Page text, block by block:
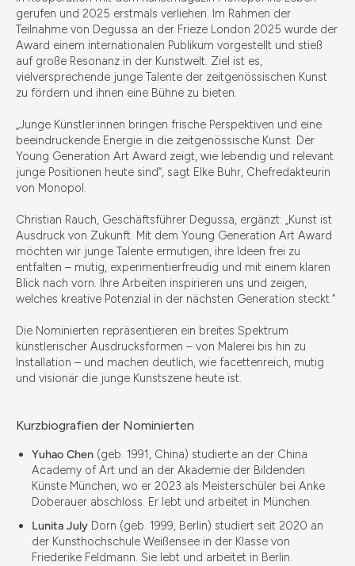
gerufen und 2025 erstmals verliehen. Im Rahmen der
Teilnahme von Degussa an der Frieze London 2025 wurde der
Award einem internationalen Publikum vorgestellt und stieß
auf große Resonanz in der Kunstwelt. Ziel ist es,
vielversprechende junge Talente der zeitgenössischen Kunst
zu fördern und ihnen eine Bühne zu bieten.
„Junge Künstler:innen bringen frische Perspektiven und eine
beeindruckende Energie in die zeitgenössische Kunst. Der
Young Generation Art Award zeigt, wie lebendig und relevant
junge Positionen heute sind“, sagt Elke Buhr, Chefredakteurin
von Monopol.
Christian Rauch, Geschäftsführer Degussa, ergänzt: „Kunst ist
Ausdruck von Zukunft. Mit dem Young Generation Art Award
möchten wir junge Talente ermutigen, ihre Ideen frei zu
entfalten – mutig, experimentierfreudig und mit einem klaren
Blick nach vorn. Ihre Arbeiten inspirieren uns und zeigen,
welches kreative Potenzial in der nächsten Generation steckt.“
Die Nominierten repräsentieren ein breites Spektrum
künstlerischer Ausdrucksformen – von Malerei bis hin zu
Installation – und machen deutlich, wie facettenreich, mutig
und visionär die junge Kunstszene heute ist.
Kurzbiografien der Nominierten
Yuhao Chen (geb. 1991, China) studierte an der China
Academy of Art und an der Akademie der Bildenden
Künste München, wo er 2023 als Meisterschüler bei Anke
Doberauer abschloss. Er lebt und arbeitet in München.
Lunita July Dorn (geb. 1999, Berlin) studiert seit 2020 an
der Kunsthochschule Weißensee in der Klasse von
Friederike Feldmann. Sie lebt und arbeitet in Berlin.